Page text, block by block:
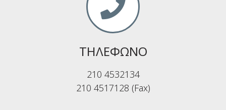
ΤΗΛΕΦΩΝΟ
210 4532134
210 4517128 (Fax)